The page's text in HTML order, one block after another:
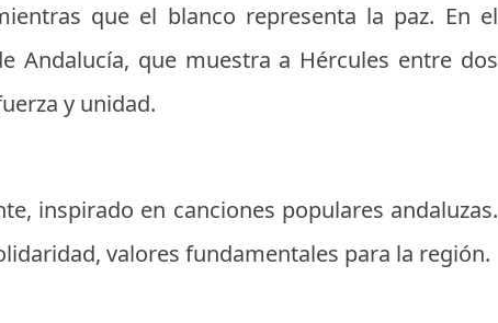
que el blanco representa la paz. En el
Andalucía, que muestra a Hércules entre dos
y unidad.
inspirado en canciones populares andaluzas.
valores fundamentales para la región.